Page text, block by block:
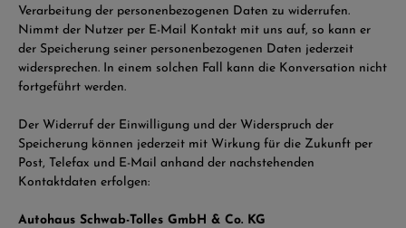
Verarbeitung der personenbezogenen Daten zu widerrufen.
Nimmt der Nutzer per E-Mail Kontakt mit uns auf, so kann er
der Speicherung seiner personenbezogenen Daten jederzeit
widersprechen. In einem solchen Fall kann die Konversation nicht
fortgeführt werden.
Der Widerruf der Einwilligung und der Widerspruch der
Speicherung können jederzeit mit Wirkung für die Zukunft per
Post, Telefax und E-Mail anhand der nachstehenden
Kontaktdaten erfolgen:
Autohaus Schwab-Tolles GmbH & Co. KG